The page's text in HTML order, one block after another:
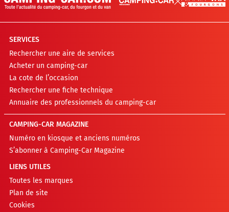
SERVICES
Rechercher une aire de services
Acheter un camping-car
La cote de l’occasion
Rechercher une fiche technique
Annuaire des professionnels du camping-car
CAMPING-CAR MAGAZINE
Numéro en kiosque et anciens numéros
S’abonner à Camping-Car Magazine
LIENS UTILES
Toutes les marques
Plan de site
Cookies